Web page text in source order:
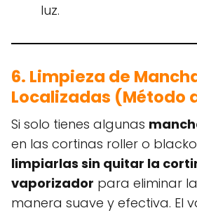
luz.
6. Limpieza de
Localizadas (Método
Si solo tienes algunas
en las cortinas roller o
limpiarlas sin quitar la
vaporizador para eliminar
manera suave y efectiva. El